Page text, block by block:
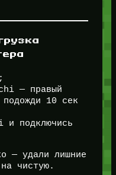
;
— правый
10 сек
и подключись
— удали лишние
чистую.